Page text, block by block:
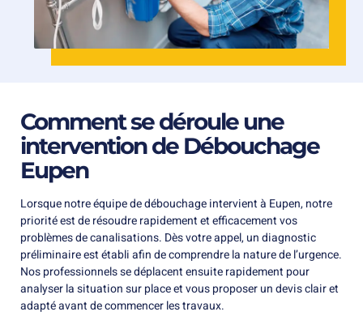
Comment se déroule une
intervention de Débouchage
Eupen
Lorsque notre équipe de débouchage intervient à Eupen, notre
priorité est de résoudre rapidement et efficacement vos
problèmes de canalisations. Dès votre appel, un diagnostic
préliminaire est établi afin de comprendre la nature de l’urgence.
Nos professionnels se déplacent ensuite rapidement pour
analyser la situation sur place et vous proposer un devis clair et
adapté avant de commencer les travaux.